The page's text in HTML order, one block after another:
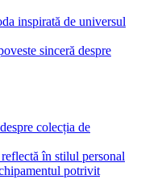
inspirată de universul
sinceră despre
colecția de
în stilul personal
potrivit